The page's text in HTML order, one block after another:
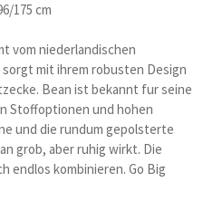
175 cm
vom niederlandischen
mit ihrem robusten Design
Bean ist bekannt fur seine
Stoffoptionen und hohen
und die rundum gepolsterte
grob, aber ruhig wirkt. Die
endlos kombinieren. Go Big